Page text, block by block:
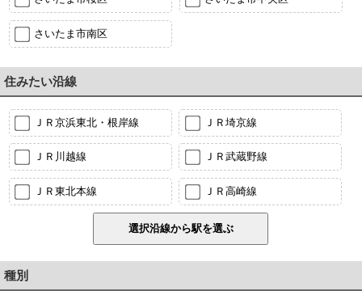
さいたま市南区
住みたい沿線
ＪＲ京浜東北・根岸線 ＪＲ埼京線
ＪＲ川越線 ＪＲ武蔵野線
ＪＲ東北本線 ＪＲ高崎線
種別